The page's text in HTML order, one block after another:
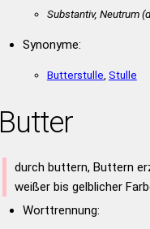
Substantiv, Neutrum
Synonyme:
Butterstulle Stulle
Butter
durch buttern, Buttern
weißer bis gelblicher
Worttrennung: